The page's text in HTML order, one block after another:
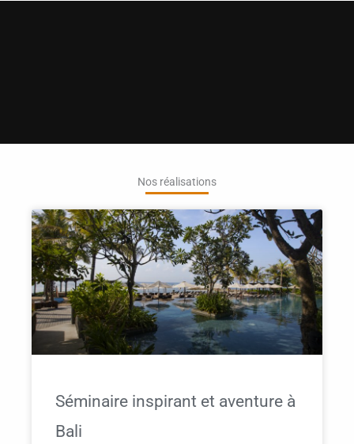
Nos réalisations
Séminaire inspirant et aventure à
Bali